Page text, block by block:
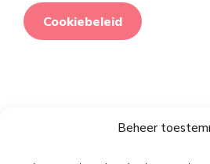
Beheer
Cookiebeleid
Retourneringsbeleid